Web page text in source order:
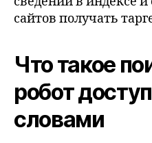
сайтов получать
Что такое
робот
словами